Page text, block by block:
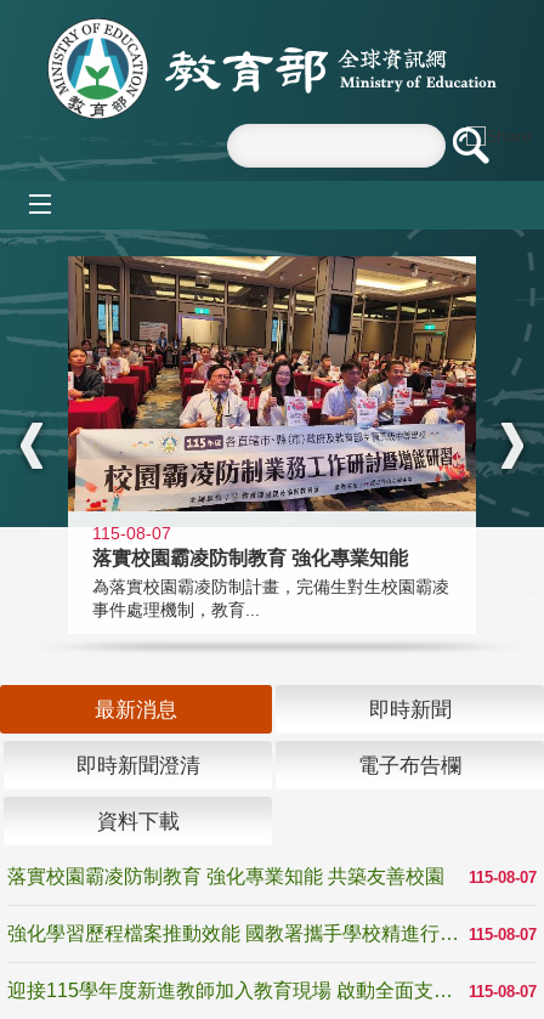
跳到主要內容區塊
:::
115-08-07
落實校園霸凌防制教育 強化專業知能
為落實校園霸凌防制計畫，完備生對生校園霸凌
事件處理機制，教育...
最新消息 即時新聞
即時新聞澄清 電子布告欄
資料下載
115-08-07
落實校園霸凌防制教育 強化專業知能 共築友善校園
115-08-07
強化學習歷程檔案推動效能 國教署攜手學校精進行政與教學支持
115-08-07
迎接115學年度新進教師加入教育現場 啟動全面支持陪伴